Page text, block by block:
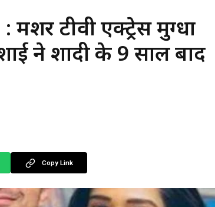
टीवी एक्ट्रेस मुग्धा
ने शादी के 9 साल बाद
Copy Link